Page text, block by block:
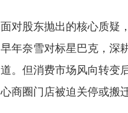
面对股东抛出的核心质疑
早年奈雪对标星巴克，深
道。但消费市场风向转变
心商圈门店被迫关停或搬